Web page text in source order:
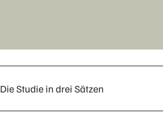
Die Studie in drei Sätzen